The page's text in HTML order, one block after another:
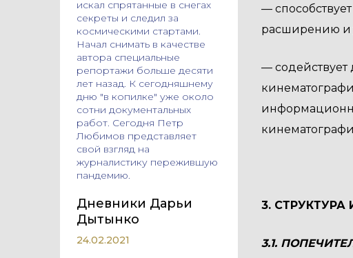
—
расширению и
— содействует
3.
3.1.
искал спрятанные в снегах
секреты и следил за
космическими стартами.
Начал снимать в качестве
автора специальные
репортажи больше десяти
лет назад. К сегодняшнему
дню "в копилке" уже около
сотни документальных
работ. Сегодня Петр
Любимов представляет
свой взгляд на
журналистику пережившую
пандемию.
Дневники Дарьи
Дытынко
24.02.2021